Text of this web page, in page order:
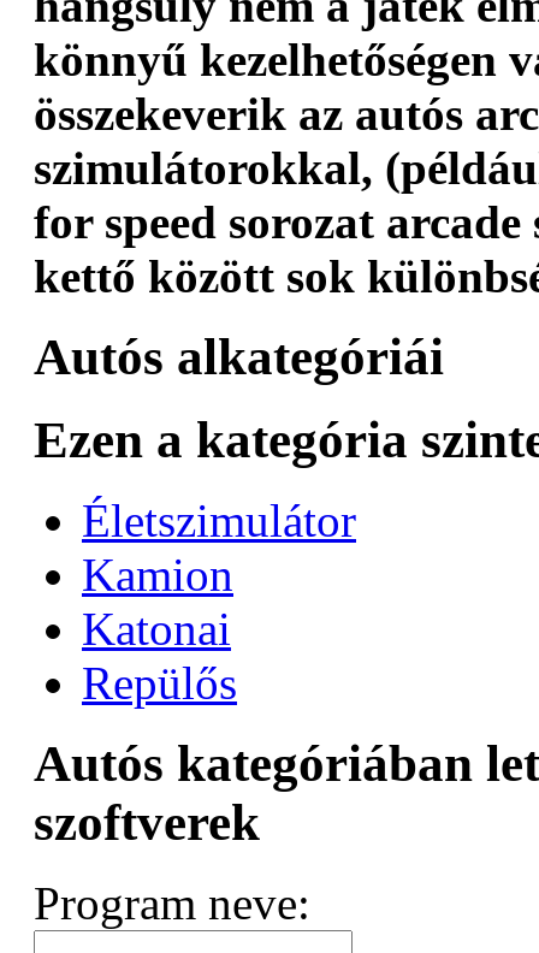
könnyű kezelhetőségen
összekeverik az autós
szimulátorokkal,
for speed sorozat
kettő között sok
Autós alkategóriái
Ezen a kategória
Életszimulátor
Kamion
Katonai
Repülős
Autós kategóriában
szoftverek
Program neve: